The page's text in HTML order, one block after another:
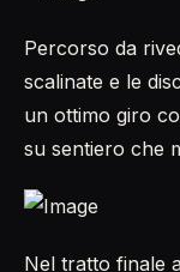
Percorso da
scalinate e le
un ottimo giro
su sentiero che
Nel tratto finale